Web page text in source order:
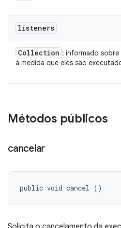
listeners
Collection : informado
à medida que eles são
Métodos públicos
cancelar
public void cancel ()